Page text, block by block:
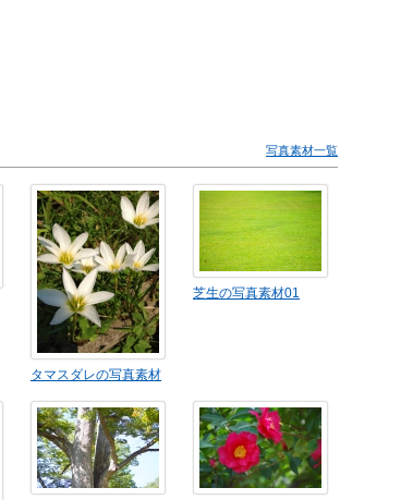
写真素材一覧
タマスダレの写真素材
芝生の写真素材01